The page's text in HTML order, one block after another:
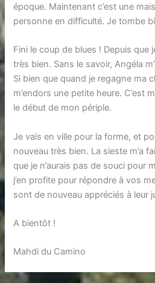
époque. Maintenant c’est une
personne en difficulté. Je tombe
Fini le coup de blues ! Depuis que
très bien. Sans le savoir, Angéla
Si bien que quand je regagne ma
m’endors une petite heure. C’est
le début de mon périple.
Je vais en ville pour la forme, et
nouveau très bien. La sieste m’a
que je n’aurais pas de souci pour
j’en profite pour répondre à vos
sont de nouveau appréciés à leur
A bientôt !
Mahdi du Camino